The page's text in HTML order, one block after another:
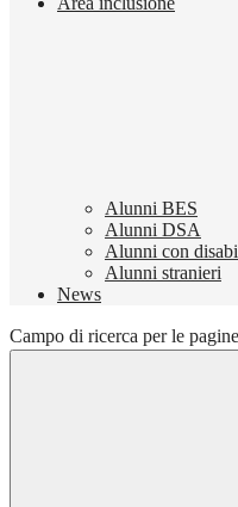
Alunni BES
Alunni DSA
Alunni con
Alunni stranieri
News
Campo di ricerca per le